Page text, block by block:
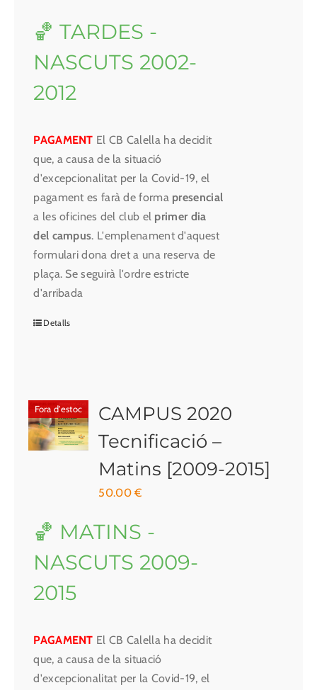
🏀 TARDES -
NASCUTS 2002-
2012
PAGAMENT El CB Calella ha decidit
que, a causa de la situació
d'excepcionalitat per la Covid-19, el
pagament es farà de forma presencial
a les oficines del club el primer dia
del campus. L'emplenament d'aquest
formulari dona dret a una reserva de
plaça. Se seguirà l'ordre estricte
d'arribada
Detalls
Fora d'estoc
CAMPUS 2020
Tecnificació –
Matins [2009-2015]
50.00€
🏀 MATINS -
NASCUTS 2009-
2015
PAGAMENT El CB Calella ha decidit
que, a causa de la situació
d'excepcionalitat per la Covid-19, el